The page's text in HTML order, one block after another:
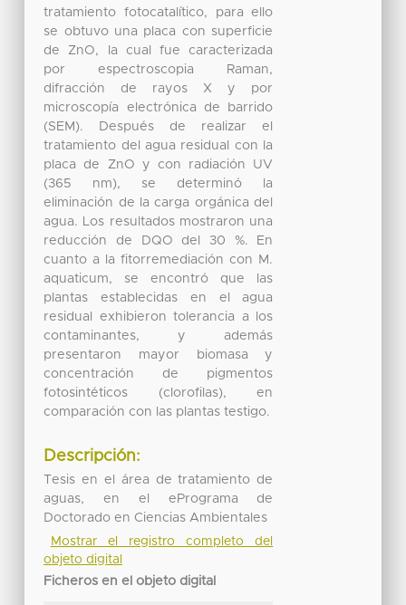
tratamiento fotocatalítico, para ello
se obtuvo una placa con superficie
de ZnO, la cual fue caracterizada
por espectroscopia Raman,
difracción de rayos X y por
microscopía electrónica de barrido
(SEM). Después de realizar el
tratamiento del agua residual con la
placa de ZnO y con radiación UV
(365 nm), se determinó la
eliminación de la carga orgánica del
agua. Los resultados mostraron una
reducción de DQO del 30 %. En
cuanto a la fitorremediación con M.
aquaticum, se encontró que las
plantas establecidas en el agua
residual exhibieron tolerancia a los
contaminantes, y además
presentaron mayor biomasa y
concentración de pigmentos
fotosintéticos (clorofilas), en
comparación con las plantas testigo.
Descripción:
Tesis en el área de tratamiento de
aguas, en el ePrograma de
Doctorado en Ciencias Ambientales
Mostrar el registro completo del
objeto digital
Ficheros en el objeto digital